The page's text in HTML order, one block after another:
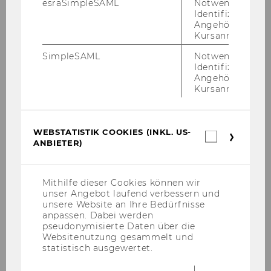
Assoz. Prof. Dr. Vera
vera.hemmelmayr@wu.ac.at
Se­ni­or Lec­tu­rer
esraSimpleSAML
Notwendig zur
Identifizierung
Angehörige/r für
Kursanmeldung.
SimpleSAML
Notwendig zur
Identifizierung
Angehörige/r für
Kursanmeldung.
WEBSTATISTIK COOKIES (INKL. US-
ANBIETER)
Mithilfe dieser Cookies können wir
unser Angebot laufend verbessern und
unsere Website an Ihre Bedürfnisse
anpassen. Dabei werden
pseudonymisierte Daten über die
Websitenutzung gesammelt und
statistisch ausgewertet.